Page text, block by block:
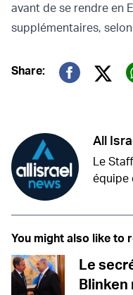
avant de se rendre en
supplémentaires,
Share:
All
Le
équipe
You might also like to
Le
Blinken